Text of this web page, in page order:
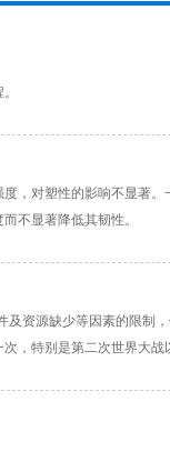
，对塑性的影响不显著
不显著降低其韧性。
资源缺少等因素的限制
，特别是第二次世界大